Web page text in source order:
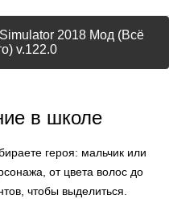
2018 Мод (Всё
v.122.0
в школе
героя: мальчик или
от цвета волос до
чтобы выделиться.